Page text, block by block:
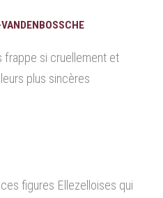
frappe si cruellement et
plus sincères
figures Ellezelloises qui